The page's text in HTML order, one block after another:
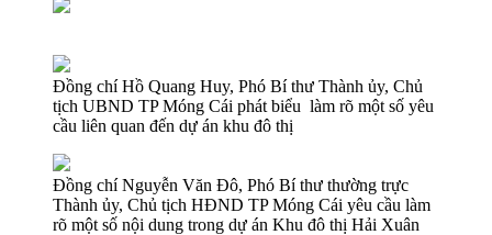
Đồng chí Hồ Quang Huy, Phó Bí thư Thành ủy, Chủ
tịch UBND TP Móng Cái phát biểu làm rõ một số yêu
cầu liên quan đến dự án khu đô thị
Đồng chí Nguyễn Văn Đô, Phó Bí thư thường trực
Thành ủy, Chủ tịch HĐND TP Móng Cái yêu cầu làm
rõ một số nội dung trong dự án Khu đô thị Hải Xuân